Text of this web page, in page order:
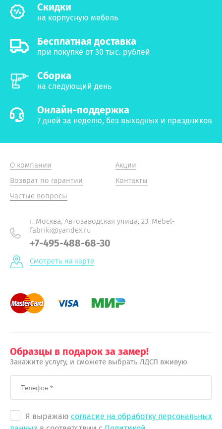
Cкидки
на корпусную мебель
Бесплатная доставка
при покупке от 30 тыс. рублей
Сборка
на следующий день
Онлайн-поддержка
7 дней за неделю, без выходных и праздников
О компании
Возврат по гарантии
Частые вопросы
Акции
Контакты
г. Москва, Автозаводская улица, 23. Mebel-
fabriki@yandex.ru
+7-495-488-68-30
Смотреть на карте
Образцы в подарок за замер!
Закажите услугу, и сможете выбрать ЛДСП вживую
Я выражаю согласие на обработку персональных